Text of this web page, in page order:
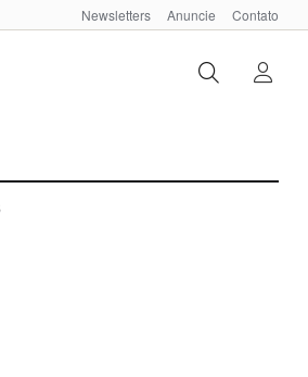
Newsletters Anuncie Contato